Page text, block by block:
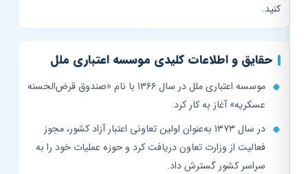
کنید.
حقایق و اطلاعات کلیدی موسسه اعتباری ملل
موسسه اعتباری ملل در سال ۱۳۶۶ با نام «صندوق قرض‌الحسنه
عسکریه» آغاز به کار کرد.
در سال ۱۳۷۳ به‌عنوان اولین تعاونی اعتبار آزاد کشور، مجوز
فعالیت از وزارت تعاون دریافت کرد و حوزه عملیات خود را به
سراسر کشور گسترش داد.